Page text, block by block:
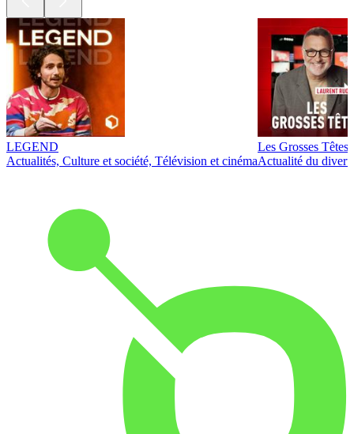
LEGEND
Actualités, Culture et société, Télévision et cinéma
Les Grosses Têtes
Actualité du